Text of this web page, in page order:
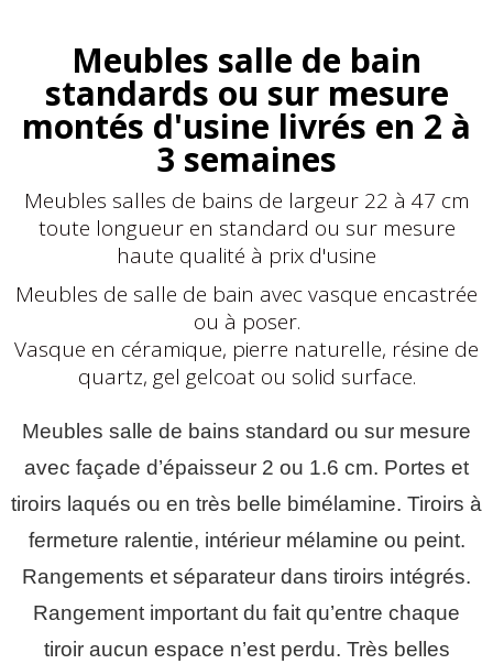
Meubles salle de bain
standards ou sur mesure
montés d'usine livrés en 2 à
3 semaines
Meubles salles de bains de largeur 22 à 47 cm
toute longueur en standard ou sur mesure
haute qualité à prix d'usine
Meubles de salle de bain avec vasque encastrée
ou à poser.
Vasque en céramique, pierre naturelle, résine de
quartz, gel gelcoat ou solid surface.
Meubles salle de bains standard ou sur mesure
avec façade d’épaisseur 2 ou 1.6 cm. Portes et
tiroirs laqués ou en très belle bimélamine. Tiroirs à
fermeture ralentie, intérieur mélamine ou peint.
Rangements et séparateur dans tiroirs intégrés.
Rangement important du fait qu’entre chaque
tiroir aucun espace n’est perdu. Très belles